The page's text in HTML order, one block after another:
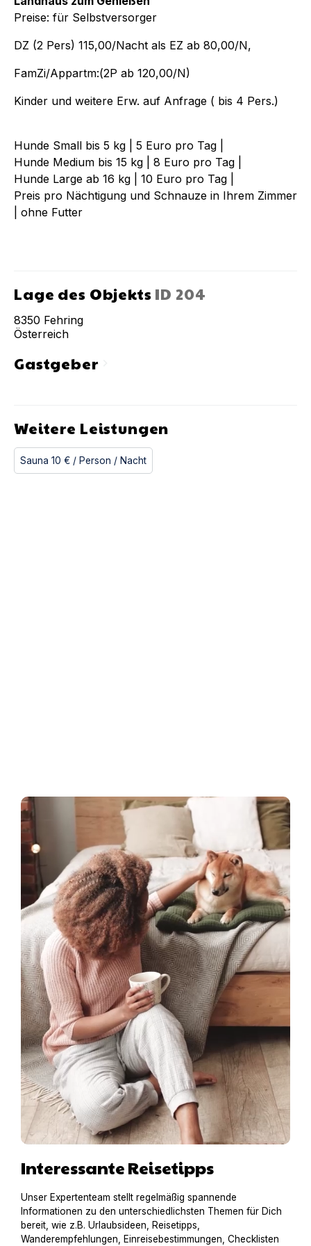
Preise: für Selbstversorger
DZ (2 Pers) 115,00/Nacht als EZ ab 80,00/N,
FamZi/Appartm:(2P ab 120,00/N)
Kinder und weitere Erw. auf Anfrage ( bis 4 Pers.)
Hunde Small bis 5 kg | 5 Euro pro Tag |
Hunde Medium bis 15 kg | 8 Euro pro Tag |
Hunde Large ab 16 kg | 10 Euro pro Tag |
Preis pro Nächtigung und Schnauze in Ihrem Zimmer
| ohne Futter
Lage des Objekts ID 204
8350 Fehring
Österreich
Gastgeberchevron_right
Weitere Leistungen
Sauna 10 € / Person / Nacht
Interessante Reisetipps
Unser Expertenteam stellt regelmäßig spannende
Informationen zu den unterschiedlichsten Themen für Dich
bereit, wie z.B. Urlaubsideen, Reisetipps,
Wanderempfehlungen, Einreisebestimmungen, Checklisten